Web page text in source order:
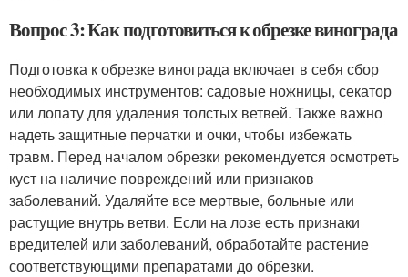
Вопрос 3: Как подготовиться к обрезке винограда
Подготовка к обрезке винограда включает в себя сбор
необходимых инструментов: садовые ножницы, секатор
или лопату для удаления толстых ветвей. Также важно
надеть защитные перчатки и очки, чтобы избежать
травм. Перед началом обрезки рекомендуется осмотреть
куст на наличие повреждений или признаков
заболеваний. Удаляйте все мертвые, больные или
растущие внутрь ветви. Если на лозе есть признаки
вредителей или заболеваний, обработайте растение
соответствующими препаратами до обрезки.